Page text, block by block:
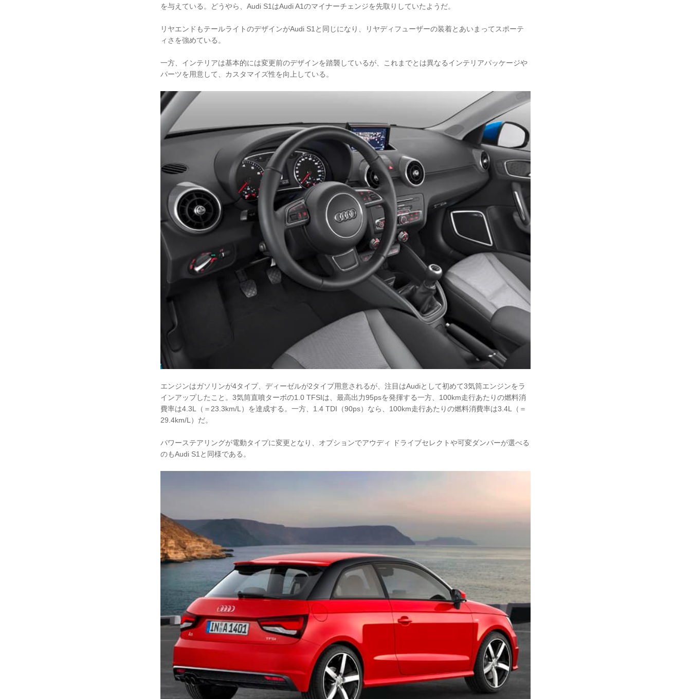
を与えている。どうやら、Audi S1はAudi A1のマイナーチェンジを先取りしていたようだ。
リヤエンドもテールライトのデザインがAudi S1と同じになり、リヤディフューザーの装着とあいまってスポーテ
ィさを強めている。
一方、インテリアは基本的には変更前のデザインを踏襲しているが、これまでとは異なるインテリアパッケージや
パーツを用意して、カスタマイズ性を向上している。
エンジンはガソリンが4タイプ、ディーゼルが2タイプ用意されるが、注目はAudiとして初めて3気筒エンジンをラ
インアップしたこと。3気筒直噴ターボの1.0 TFSIは、最高出力95psを発揮する一方、100km走行あたりの燃料消
費率は4.3L（＝23.3km/L）を達成する。一方、1.4 TDI（90ps）なら、100km走行あたりの燃料消費率は3.4L（＝
29.4km/L）だ。
パワーステアリングが電動タイプに変更となり、オプションでアウディ ドライブセレクトや可変ダンパーが選べる
のもAudi S1と同様である。